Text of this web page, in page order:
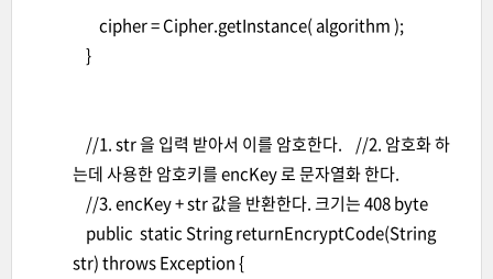
cipher = Cipher.getInstance( algorithm );
}
//1. str 을 입력 받아서 이를 암호한다. //2. 암호화 하
는데 사용한 암호키를 encKey 로 문자열화 한다.
//3. encKey + str 값을 반환한다. 크기는 408 byte
public static String returnEncryptCode(String
str) throws Exception {